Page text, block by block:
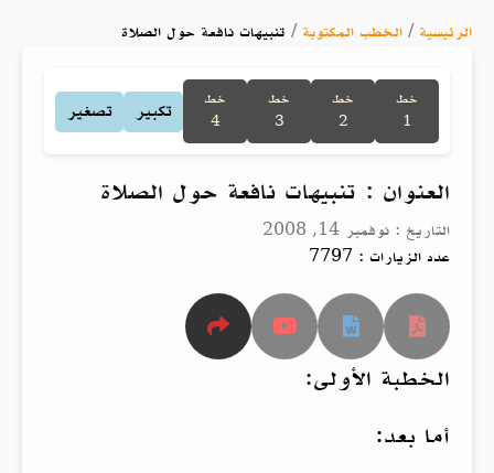
الرئيسية / الخطب المكتوبة / تنبيهات نافعة حول الصلاة
خط
1
خط
2
خط
3
خط
4
تكبير تصغير
العنوان : تنبيهات نافعة حول الصلاة
التاريخ : نوفمبر 14, 2008
عدد الزيارات : 7797
الخطبة الأولى:
أما بعد: